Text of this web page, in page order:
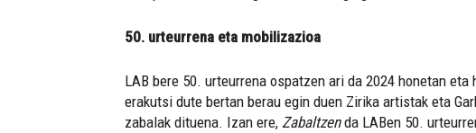
50. urteurrena eta mobilizazioa
LAB bere 50. urteurrena ospatzen ari da 2024 honetan
erakutsi dute bertan berau egin duen Zirika artistak eta
zabalak dituena. Izan ere, Zabaltzenda LABen 50.